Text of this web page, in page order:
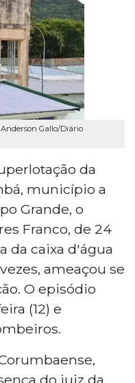
Gallo/Diário
da
município a
Grande, o
Franco, de 24
da caixa d'água
ameaçou se
O episódio
(12) e
do juiz da